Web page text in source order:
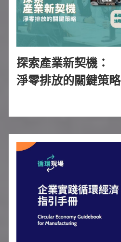
探索產業新契機：
淨零排放的關鍵策略